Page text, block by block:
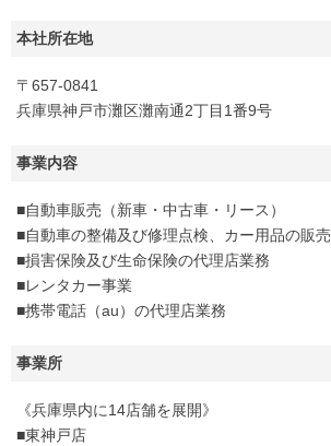
本社所在地
〒657-0841
兵庫県神戸市灘区灘南通2丁目1番9号
事業内容
■自動車販売（新車・中古車・リース）
■自動車の整備及び修理点検、カー用品の販売
■損害保険及び生命保険の代理店業務
■レンタカー事業
■携帯電話（au）の代理店業務
事業所
《兵庫県内に14店舗を展開》
■東神戸店